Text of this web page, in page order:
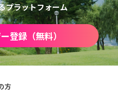
プラットフォーム
登録（無料）
方